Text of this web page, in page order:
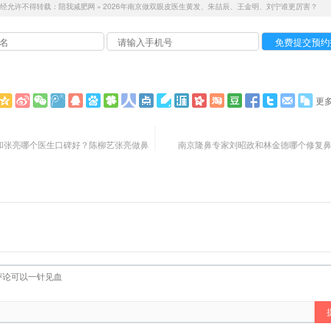
允许不得转载： 陪我减肥网 » 2026年南京做双眼皮医生黄发、朱喆辰、王金明、刘宁谁更厉害？
更
张亮哪个医生口碑好？陈柳艺张亮做鼻
南京隆鼻专家刘昭政和林金德哪个修复